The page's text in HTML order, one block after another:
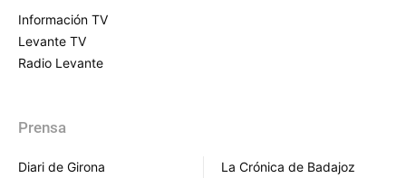
Información TV
Levante TV
Radio Levante
Prensa
Diari de Girona
La Crónica de Badajoz